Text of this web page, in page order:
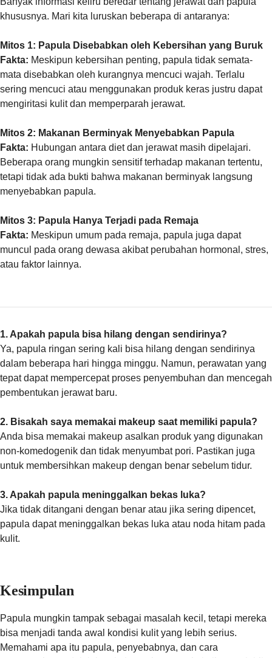
khususnya. Mari kita luruskan beberapa di antaranya:
Mitos 1: Papula Disebabkan oleh Kebersihan yang Buruk
Fakta: Meskipun kebersihan penting, papula tidak semata-
mata disebabkan oleh kurangnya mencuci wajah. Terlalu
sering mencuci atau menggunakan produk keras justru dapat
mengiritasi kulit dan memperparah jerawat.
Mitos 2: Makanan Berminyak Menyebabkan Papula
Fakta: Hubungan antara diet dan jerawat masih dipelajari.
Beberapa orang mungkin sensitif terhadap makanan tertentu,
tetapi tidak ada bukti bahwa makanan berminyak langsung
menyebabkan papula.
Mitos 3: Papula Hanya Terjadi pada Remaja
Fakta: Meskipun umum pada remaja, papula juga dapat
muncul pada orang dewasa akibat perubahan hormonal, stres,
atau faktor lainnya.
1. Apakah papula bisa hilang dengan sendirinya?
Ya, papula ringan sering kali bisa hilang dengan sendirinya
dalam beberapa hari hingga minggu. Namun, perawatan yang
tepat dapat mempercepat proses penyembuhan dan mencegah
pembentukan jerawat baru.
2. Bisakah saya memakai makeup saat memiliki papula?
Anda bisa memakai makeup asalkan produk yang digunakan
non-komedogenik dan tidak menyumbat pori. Pastikan juga
untuk membersihkan makeup dengan benar sebelum tidur.
3. Apakah papula meninggalkan bekas luka?
Jika tidak ditangani dengan benar atau jika sering dipencet,
papula dapat meninggalkan bekas luka atau noda hitam pada
kulit.
Kesimpulan
Papula mungkin tampak sebagai masalah kecil, tetapi mereka
bisa menjadi tanda awal kondisi kulit yang lebih serius.
Memahami apa itu papula, penyebabnya, dan cara